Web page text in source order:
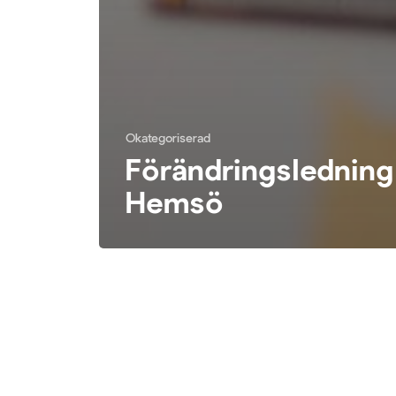
Okategoriserad
Hemsö